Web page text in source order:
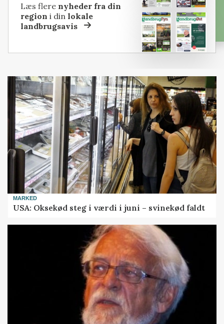
Læs flere nyheder fra din
region i dinlokale
landbrugsavis
MARKED
USA: Oksekød steg i værdi i juni – svinekød faldt